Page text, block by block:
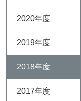
2020年度
2019年度
2018年度
2017年度